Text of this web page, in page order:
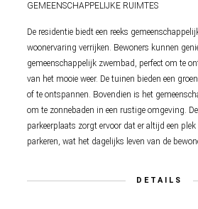
GEMEENSCHAPPELIJKE RUIMTES
De residentie biedt een reeks
woonervaring verrijken. Bewoners kunnen
gemeenschappelijk zwembad, perfect om te
van het mooie weer. De tuinen bieden een
of te ontspannen. Bovendien is het
om te zonnebaden in een rustige omgeving.
parkeerplaats zorgt ervoor dat er altijd een
parkeren, wat het dagelijks leven van de
DETAILS